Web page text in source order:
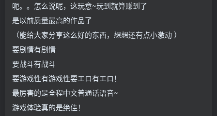
呃。。怎么说呢，这玩意~玩到就算赚到了
是以前质量最高的作品了
（能给大家分享这么好的东西，想想还有点小激动 ）
要剧情有剧情
要战斗有战斗
要游戏性有游戏性要エロ有エロ！
最厉害的是全程中文普通话语音~
游戏体验真的是绝佳！